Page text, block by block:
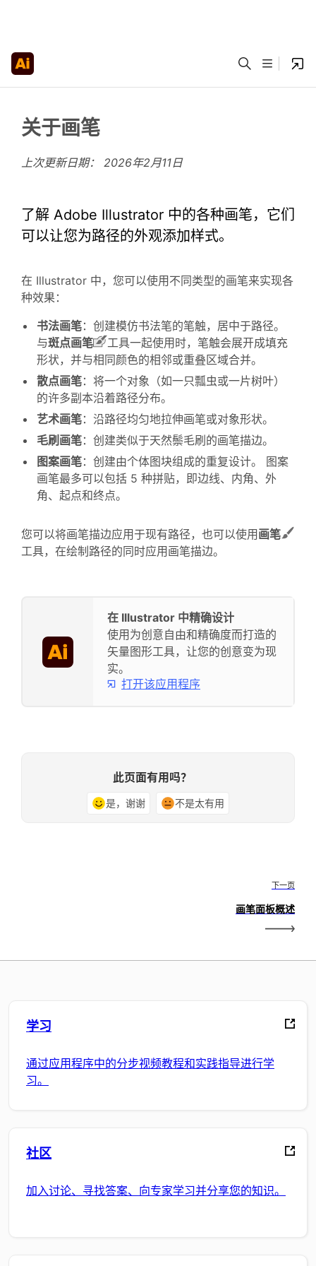
关于画笔
上次更新日期： 2026年2月11日
了解 Adobe Illustrator 中的各种画笔，它们
可以让您为路径的外观添加样式。
在 Illustrator 中，您可以使用不同类型的画笔来实现各
种效果：
书法画笔：创建模仿书法笔的笔触，居中于路径。
与斑点画笔
工具一起使用时，笔触会展开成填充
形状，并与相同颜色的相邻或重叠区域合并。
散点画笔：将一个对象（如一只瓢虫或一片树叶）
的许多副本沿着路径分布。
艺术画笔：沿路径均匀地拉伸画笔或对象形状。
毛刷画笔：创建类似于天然鬃毛刷的画笔描边。
图案画笔：创建由个体图块组成的重复设计。 图案
画笔最多可以包括 5 种拼贴，即边线、内角、外
角、起点和终点。
您可以将画笔描边应用于现有路径，也可以使用 画笔
工具，在绘制路径的同时应用画笔描边。
在 Illustrator 中精确设计
使用为创意自由和精确度而打造的
矢量图形工具，让您的创意变为现
实。
打开该应用程序
此页面有用吗？
是，谢谢 不是太有用
下一页
画笔面板概述
学习
通过应用程序中的分步视频教程和实践指导进行学
习。
社区
加入讨论、寻找答案、向专家学习并分享您的知识。